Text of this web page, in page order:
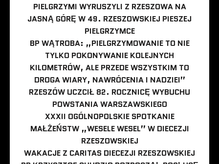
PIELGRZYMI WYRUSZYLI Z RZESZOWA NA
JASNĄ GÓRĘ W 49. RZESZOWSKIEJ PIESZEJ
PIELGRZYMCE
BP WĄTROBA: „PIELGRZYMOWANIE TO NIE
TYLKO POKONYWANIE KOLEJNYCH
KILOMETRÓW, ALE PRZEDE WSZYSTKIM TO
DROGA WIARY, NAWRÓCENIA I NADZIEI”
RZESZÓW UCZCIŁ 82. ROCZNICĘ WYBUCHU
POWSTANIA WARSZAWSKIEGO
XXXII OGÓLNOPOLSKIE SPOTKANIE
MAŁŻEŃSTW „WESELE WESEL” W DIECEZJI
RZESZOWSKIEJ
WAKACJE Z CARITAS DIECEZJI RZESZOWSKIEJ